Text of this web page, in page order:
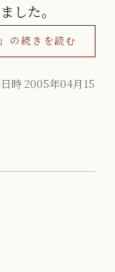
した。
の続きを読む
2005年04月15